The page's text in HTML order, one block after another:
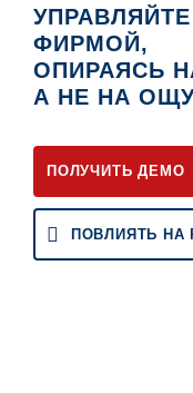
ФИРМОЙ,
ОПИРАЯСЬ
А НЕ НА
ПОЛУЧИТЬ ДЕМО
ПОВЛИЯТЬ НА